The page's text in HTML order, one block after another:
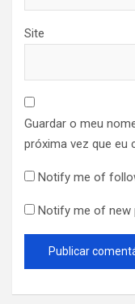
Site
Guardar o meu
próxima vez que eu
Notify me of
Notify me of new